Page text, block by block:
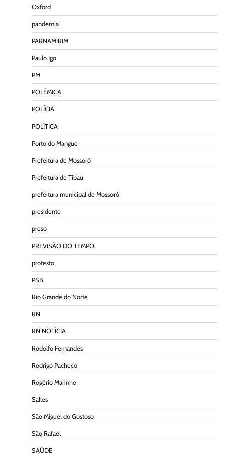
Oxford
pandemia
PARNAMIRIM
Paulo Igo
PM
POLÊMICA
POLÍCIA
POLÍTICA
Porto do Mangue
Prefeitura de Mossoró
Prefeitura de Tibau
prefeitura municipal de Mossoró
presidente
preso
PREVISÃO DO TEMPO
protesto
PSB
Rio Grande do Norte
RN
RN NOTÍCIA
Rodolfo Fernandes
Rodrigo Pacheco
Rogério Marinho
Salles
São Miguel do Gostoso
São Rafael
SAÚDE